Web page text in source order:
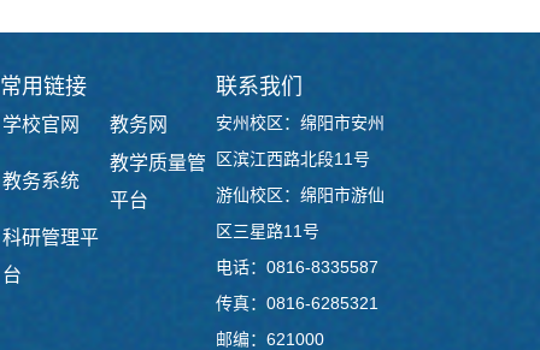
常用链接
学校官网 教务网
教务系统
教学质量管
平台
科研管理平
台
联系我们
安州校区：绵阳市安州
区滨江西路北段11号
游仙校区：绵阳市游仙
区三星路11号
电话：0816-8335587
传真：0816-6285321
邮编：621000